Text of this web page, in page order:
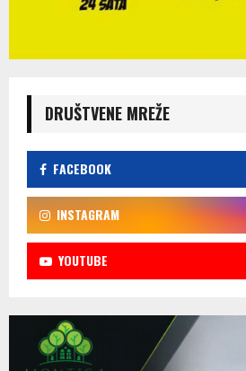
DRUŠTVENE MREŽE
FACEBOOK
INSTAGRAM
YOUTUBE